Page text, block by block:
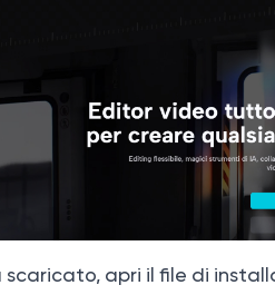
scaricato, apri il file di